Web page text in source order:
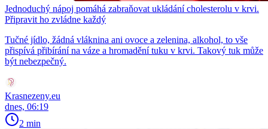
Jednoduchý nápoj pomáhá zabraňovat ukládání cholesterolu v krvi.
Připravit ho zvládne každý
Tučné jídlo, žádná vláknina ani ovoce a zelenina, alkohol, to vše
přispívá přibírání na váze a hromadění tuku v krvi. Takový tuk může
být nebezpečný.
Krasnezeny.eu
dnes, 06:19
2 min